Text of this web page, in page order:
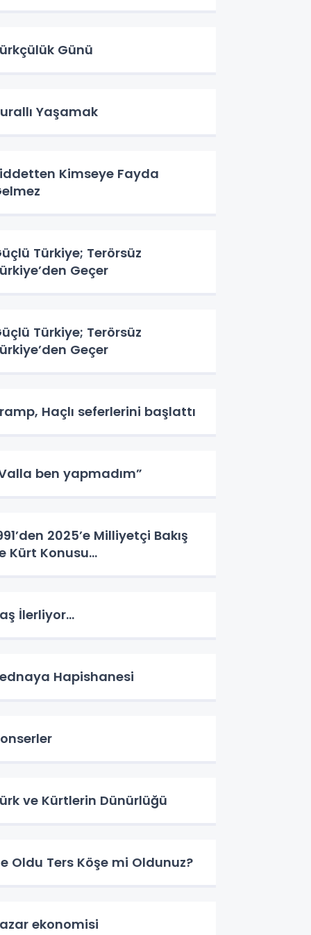
Günü
Yaşamak
Kimseye Fayda
Türkiye; Terörsüz
Geçer
Türkiye; Terörsüz
Geçer
Haçlı seferlerini başlattı
ben yapmadım”
2025’e Milliyetçi Bakış
Kürt Konusu…
İlerliyor…
Hapishanesi
ve Kürtlerin Dünürlüğü
Oldu Ters Köşe mi Oldunuz?
ekonomisi